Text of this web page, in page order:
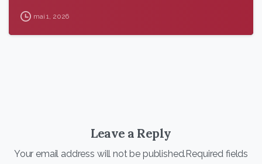
mai 1, 2026
Leave a Reply
Your email address will not be published.Required fields